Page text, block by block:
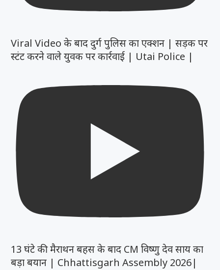
Viral Video के बाद दुर्ग पुलिस का एक्शन | सड़क पर
स्टंट करने वाले युवक पर कार्रवाई | Utai Police |
13 घंटे की मैराथन बहस के बाद CM विष्णु देव साय का
बड़ा बयान | Chhattisgarh Assembly 2026|